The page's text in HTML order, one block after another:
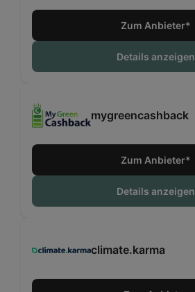
Zum Anbieter*
Details anzeigen
mygreencashback
Zum Anbieter*
Details anzeigen
climate.karma